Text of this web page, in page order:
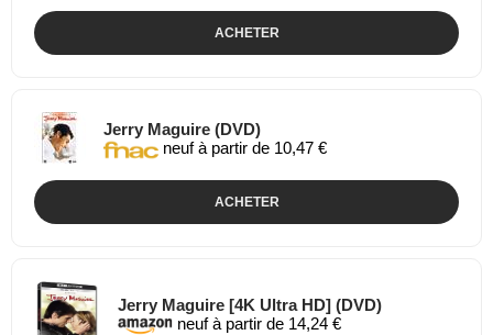
ACHETER
Jerry Maguire (DVD)
neuf à partir de 10,47 €
ACHETER
Jerry Maguire [4K Ultra HD] (DVD)
neuf à partir de 14,24 €